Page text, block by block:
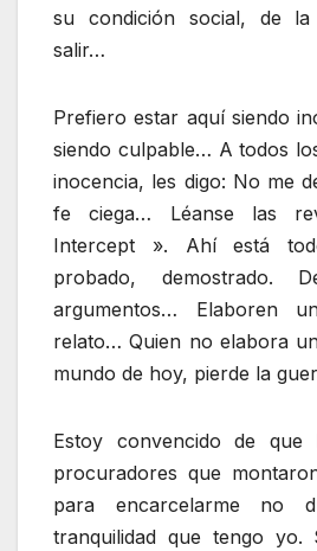
su condición social, de
salir…
Prefiero estar aquí siendo
siendo culpable… A todos
inocencia, les digo: No me
fe ciega… Léanse las
Intercept ». Ahí está
probado, demostrado.
argumentos… Elaboren
relato… Quien no elabora
mundo de hoy, pierde la
Estoy convencido de
procuradores que
para encarcelarme no
tranquilidad que tengo